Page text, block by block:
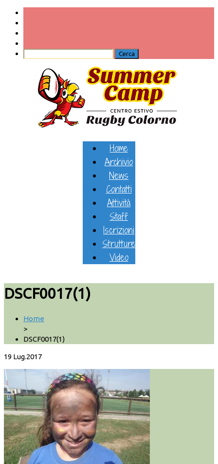
Home
Archivio
News
Contatti
Attività
Staff
Iscrizioni
Strutture
Video
DSCF0017(1)
Home
>
DSCF0017(1)
19 Lug.2017